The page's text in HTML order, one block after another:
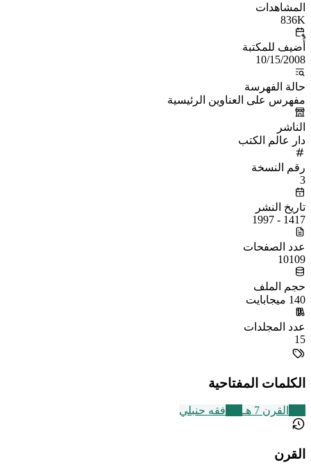
المشاهدات
836K
أُضيف للمكتبة
10/15/2008
حالة الفهرسة
مفهرس على العناوين الرئيسية
الناشر
دار عالم الكتب
رقم النسخة
3
تاريخ النشر
1417 - 1997
عدد الصفحات
10109
حجم الملف
140 ميجابايت
عدد المجلدات
15
الكلمات المفتاحية
القرن 7 هـ فقه حنبلي
القرن